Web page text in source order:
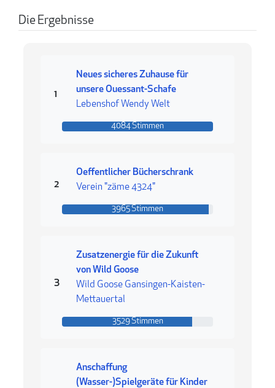
Die Ergebnisse
Rang 1
1
Neues sicheres Zuhause für
unsere Ouessant-Schafe
Lebenshof Wendy Welt
4084 Stimmen
4084 Stimmen
Rang 2
2
Oeffentlicher Bücherschrank
Verein "zäme 4324"
3965 Stimmen
3965 Stimmen
Rang 3
3
Zusatzenergie für die Zukunft
von Wild Goose
Wild Goose Gansingen-Kaisten-
Mettauertal
3529 Stimmen
3529 Stimmen
Anschaffung
(Wasser-)Spielgeräte für Kinder